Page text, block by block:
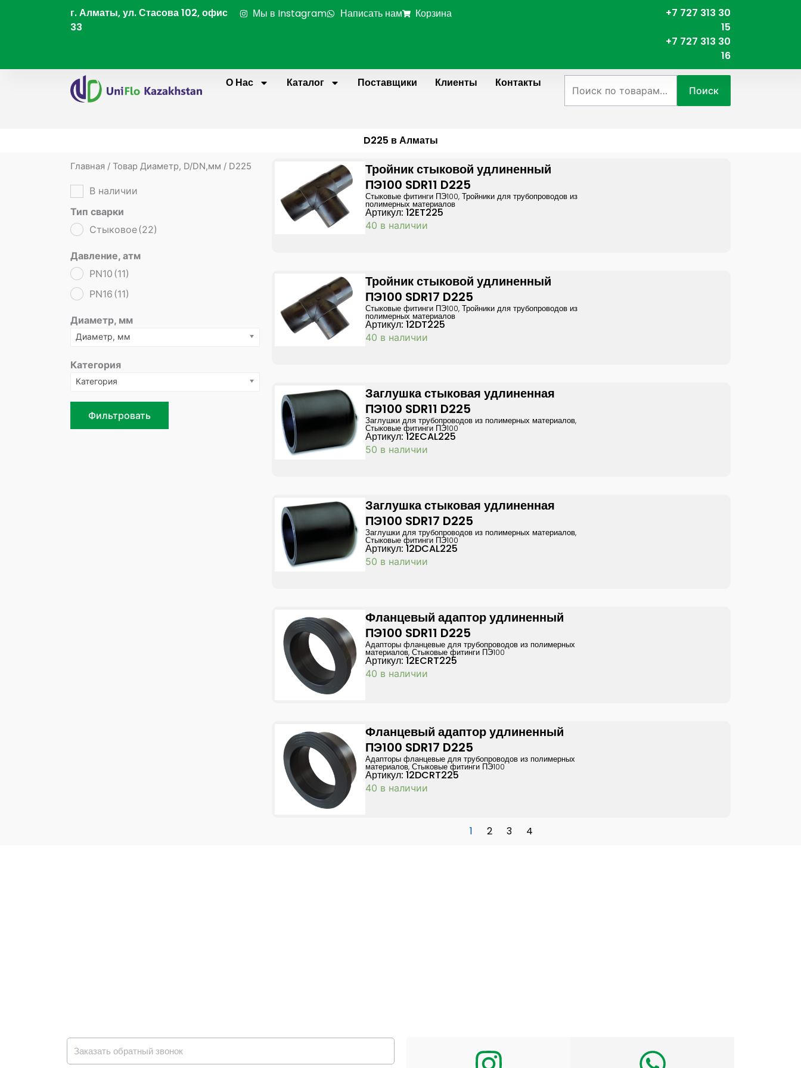
г. Алматы, ул. Стасова 102, офис
33
Мы в Instagram Написать нам Корзина
+7 727 313 30
15
+7 727 313 30
16
О Нас
Каталог Поставщики Клиенты Контакты
Поиск
D225 в Алматы
Главная / Товар Диаметр, D/DN,мм / D225
В наличии
Тип сварки
Стыковое(22)
Давление, атм
PN10 (11)
PN16 (11)
Диаметр, мм
Диаметр, мм
Категория
Категория
Фильтровать
Тройник стыковой удлиненный
ПЭ100 SDR11 D225
Стыковые фитинги ПЭ100,Тройники для трубопроводов из
полимерных материалов
Артикул: 12ET225
40 в наличии
Тройник стыковой удлиненный
ПЭ100 SDR17 D225
Стыковые фитинги ПЭ100,Тройники для трубопроводов из
полимерных материалов
Артикул: 12DT225
40 в наличии
Заглушка стыковая удлиненная
ПЭ100 SDR11 D225
Заглушки для трубопроводов из полимерных материалов,
Стыковые фитинги ПЭ100
Артикул: 12ECAL225
50 в наличии
Заглушка стыковая удлиненная
ПЭ100 SDR17 D225
Заглушки для трубопроводов из полимерных материалов,
Стыковые фитинги ПЭ100
Артикул: 12DCAL225
50 в наличии
Фланцевый адаптор удлиненный
ПЭ100 SDR11 D225
Адапторы фланцевые для трубопроводов из полимерных
материалов,Стыковые фитинги ПЭ100
Артикул: 12ECRT225
40 в наличии
Фланцевый адаптор удлиненный
ПЭ100 SDR17 D225
Адапторы фланцевые для трубопроводов из полимерных
материалов,Стыковые фитинги ПЭ100
Артикул: 12DCRT225
40 в наличии
Page
1
Page
2
Page
3
Page
4